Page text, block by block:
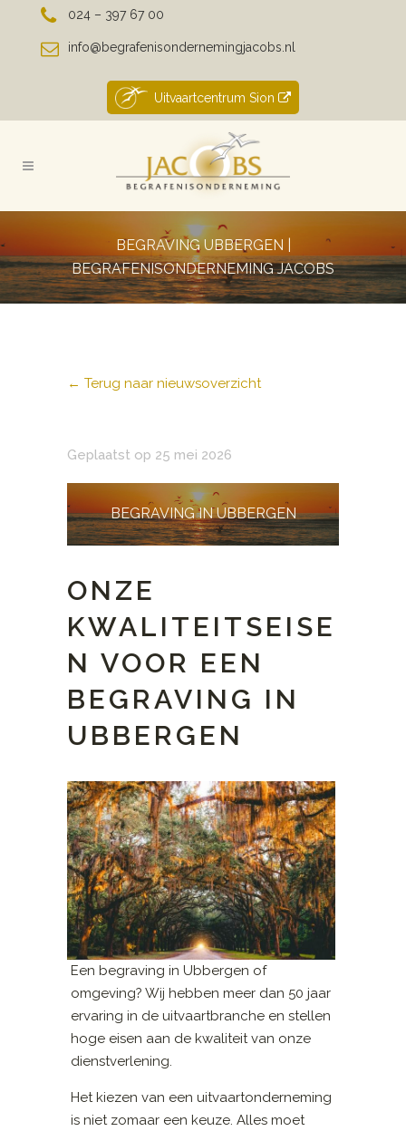
024 – 397 67 00
info@begrafenisondernemingjacobs.nl
Uitvaartcentrum Sion
BEGRAVING UBBERGEN |
BEGRAFENISONDERNEMING JACOBS
← Terug naar nieuwsoverzicht
Geplaatst op 25 mei 2026
BEGRAVING IN UBBERGEN
ONZE
KWALITEITSEISE
N VOOR EEN
BEGRAVING IN
UBBERGEN
Een begraving in Ubbergen of
omgeving? Wij hebben meer dan 50 jaar
ervaring in de uitvaartbranche en stellen
hoge eisen aan de kwaliteit van onze
dienstverlening.
Het kiezen van een uitvaartonderneming
is niet zomaar een keuze. Alles moet